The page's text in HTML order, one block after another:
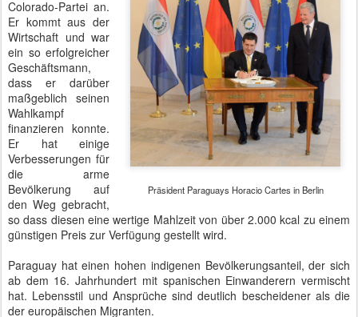
Die US-Botschafterin Susan Elliot sprach von "Transition" in der
Beziehung zu Europa, während sich die NATO in einem Prozess
des "shifting from insurance to defense" befinde. Sie betonte, dass